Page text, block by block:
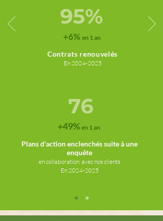
95%
+6% en 1 an
Contrats renouvelés
En 2024-2025
76
+49% en 1 an
Plans d'actionenclenchés suite à une
enquête
en collaboration avec nos clients
En 2024-2025